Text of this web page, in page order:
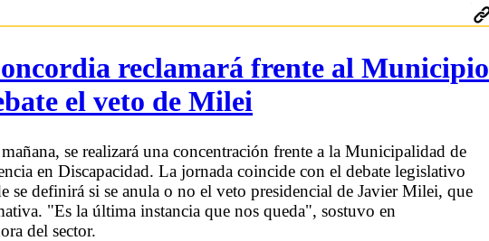
reclamará frente al Municipio
el veto de Milei
se realizará una concentración frente a la Municipalidad de
en Discapacidad. La jornada coincide con el debate legislativo
se definirá si se anula o no el veto presidencial de Javier Milei, que
"Es la última instancia que nos queda", sostuvo en
del sector.